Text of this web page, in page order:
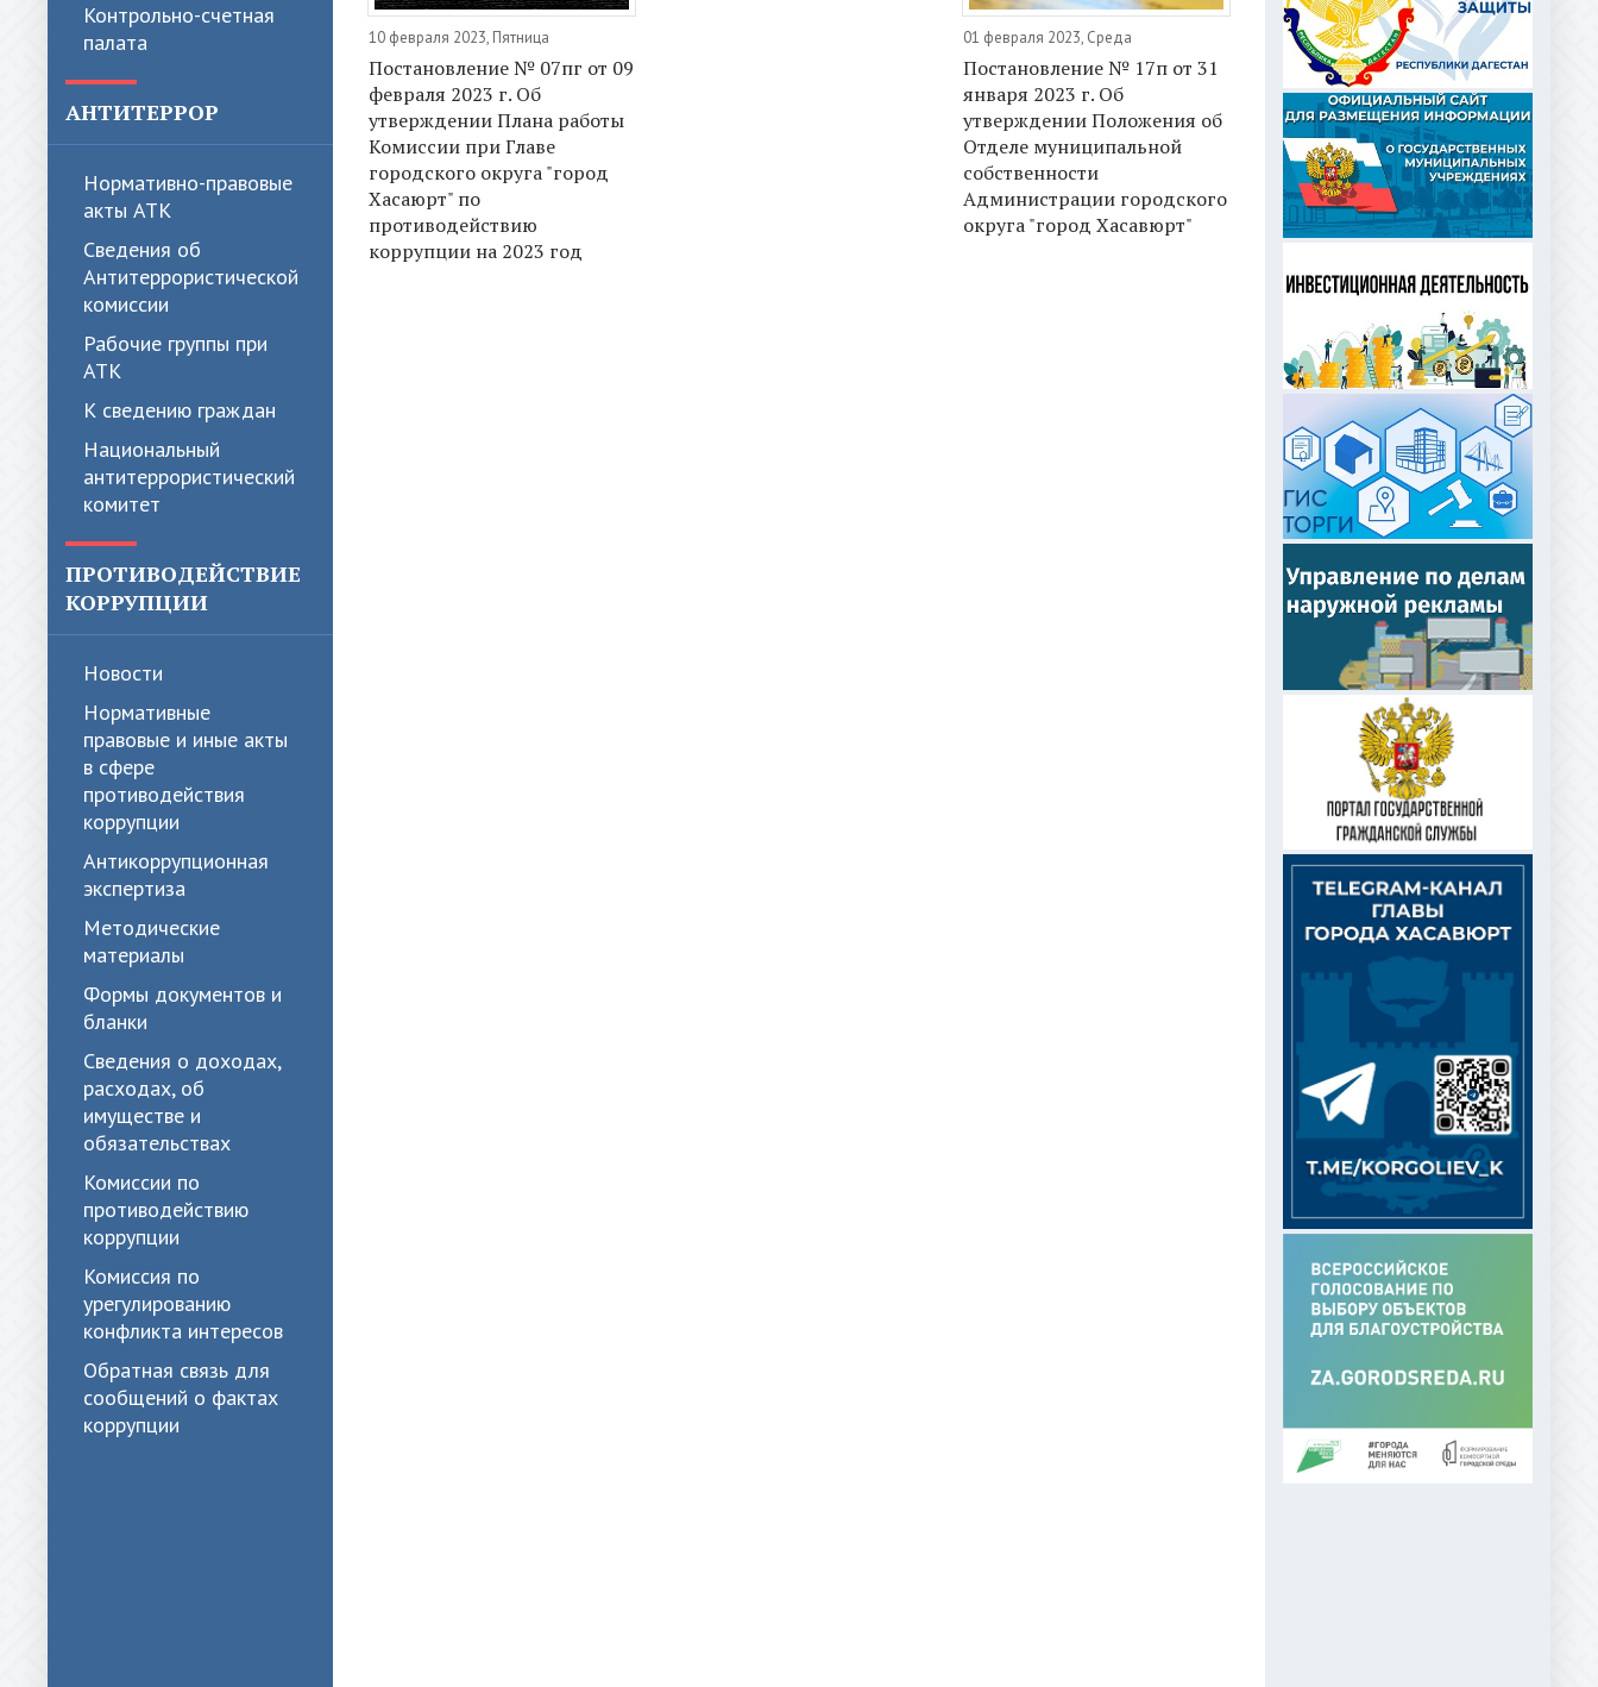
Контрольно-счетная
палата
АНТИТЕРРОР
Нормативно-правовые
акты АТК
Сведения об
Антитеррористической
комиссии
Рабочие группы при
АТК
К сведению граждан
Национальный
антитеррористический
комитет
ПРОТИВОДЕЙСТВИЕ
КОРРУПЦИИ
Новости
Нормативные
правовые и иные акты
в сфере
противодействия
коррупции
Антикоррупционная
экспертиза
Методические
материалы
Формы документов и
бланки
Сведения о доходах,
расходах, об
имуществе и
обязательствах
Комиссии по
противодействию
коррупции
Комиссия по
урегулированию
конфликта интересов
Обратная связь для
сообщений о фактах
коррупции
10 февраля 2023, Пятница
Постановление № 07пг от 09
февраля 2023 г. Об
утверждении Плана работы
Комиссии при Главе
городского округа "город
Хасаюрт" по
противодействию
коррупции на 2023 год
01 февраля 2023, Среда
Постановление № 17п от 31
января 2023 г. Об
утверждении Положения об
Отделе муниципальной
собственности
Администрации городского
округа "город Хасавюрт"